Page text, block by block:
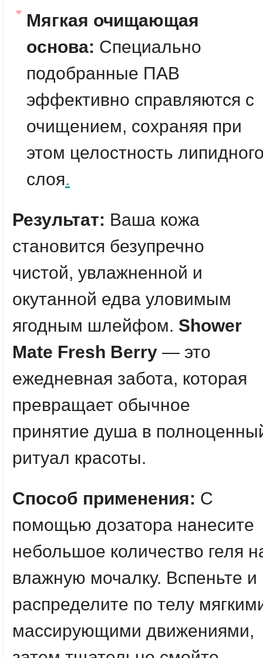
Мягкая очищающая
основа: Специально
подобранные ПАВ
эффективно справляются с
очищением, сохраняя при
этом целостность
слоя.
Результат: Ваша кожа
становится безупречно
чистой, увлажненной и
окутанной едва уловимым
ягодным шлейфом. Shower
Mate Fresh Berry — это
ежедневная забота, которая
превращает обычное
принятие душа в
ритуал красоты.
Способ применения: С
помощью дозатора нанесите
небольшое количество геля
влажную мочалку. Вспеньте и
распределите по телу
массирующими движениями,